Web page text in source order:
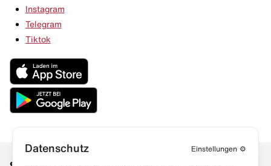
Instagram
Telegram
Tiktok
Datenschutz Einstellungen ⚙️